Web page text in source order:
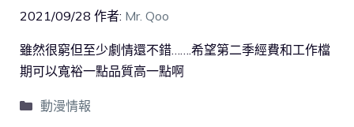
2021/09/28 作者: Mr. Qoo
雖然很窮但至少劇情還不錯…….希望第二季經費和工作檔
期可以寬裕一點品質高一點啊
動漫情報